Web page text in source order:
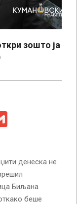
зошто ја
денеска не
Биљана
беше